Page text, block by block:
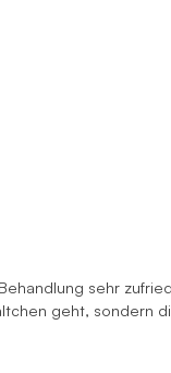
sehr
geht, sondern